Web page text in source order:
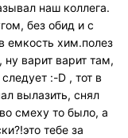
наш коллега.
без обид и с
емкость хим.полез
варит варит там,
:-D , тот в
вылазить, снял
смеху то было, а
тебе за